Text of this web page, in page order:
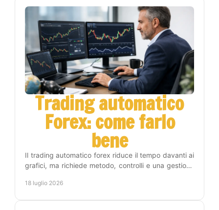
Trading automatico
Forex: come farlo
bene
Il trading automatico forex riduce il tempo davanti ai
grafici, ma richiede metodo, controlli e una gestione
18 luglio 2026